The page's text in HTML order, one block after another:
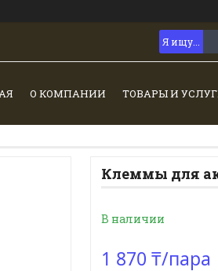
О КОМПАНИИ ТОВАРЫ И
Клеммы для
В наличии
1 870 ₸/пара